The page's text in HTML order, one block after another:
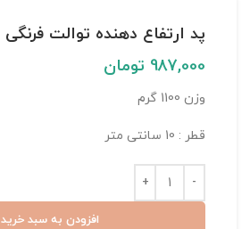
پد ارتفاع دهنده توالت فرنگی 10سانتی
987,000 تومان
وزن 1100 گرم
قطر : 10 سانتی متر
افزودن به سبد خرید